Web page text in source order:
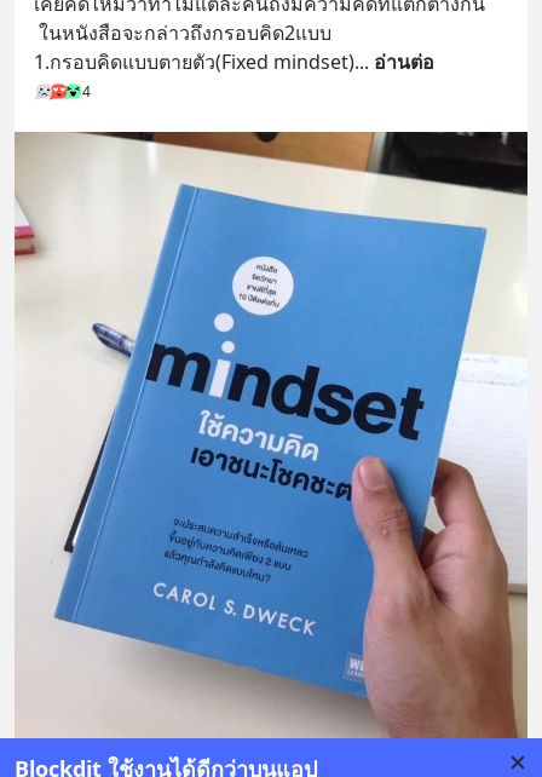
Blockdit ใช้งานได้ดีกว่าบนแอป
ในหนังสือจะกล่าวถึงกรอบคิด2แบบ
1.กรอบคิดแบบตายตัว(Fixed mindset)... อ่านต่อ
4